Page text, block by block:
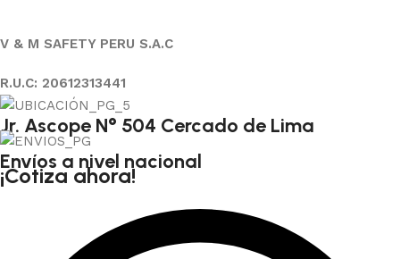
V & M SAFETY PERU S.A.C
R.U.C: 20612313441
Jr. Ascope N° 504 Cercado de Lima
Envíos a nivel nacional
¡Cotiza ahora!